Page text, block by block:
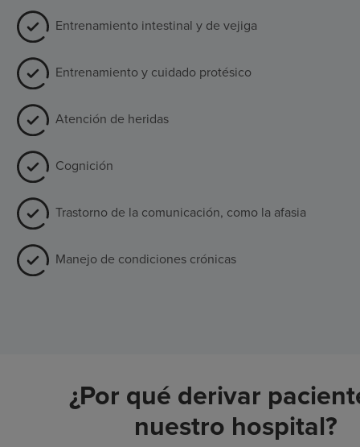
Entrenamiento intestinal y de vejiga
Entrenamiento y cuidado protésico
Atención de heridas
Cognición
Trastorno de la comunicación, como la afasia
Manejo de condiciones crónicas
¿Por qué derivar
nuestro hospital?